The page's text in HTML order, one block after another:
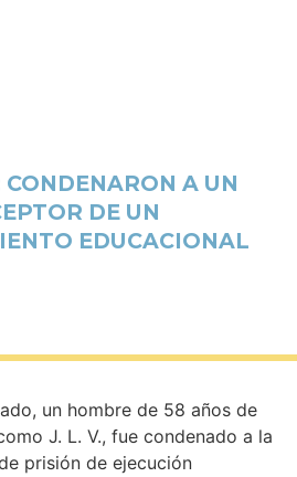
A UN
DE UN
EDUCACIONAL
un hombre de 58 años de
J. L. V., fue condenado a la
prisión de ejecución